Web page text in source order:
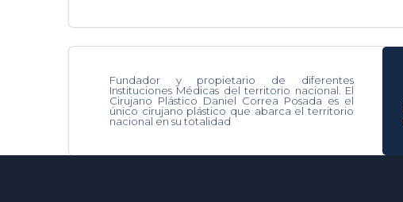
Fundador y propietario de diferentes
Instituciones Médicas del territorio nacional. El
Cirujano Plástico Daniel Correa Posada es el
único cirujano plástico que abarca el territorio
nacional en su totalidad